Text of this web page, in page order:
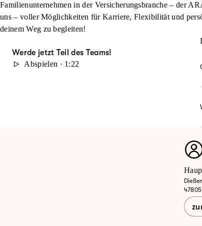
Familienunternehmen in der Versicherungsbranche – der
uns – voller Möglichkeiten für Karriere, Flexibilität und
deinem Weg zu begleiten!
Werde jetzt Teil des Teams!
Abspielen · 1:22